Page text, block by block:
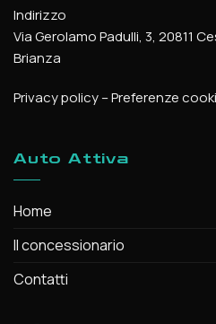
Indirizzo
Via Gerolamo Padulli, 3, 20811
Brianza
Privacy policy–Preferenze
Auto Attiva
Home
Il concessionario
Contatti